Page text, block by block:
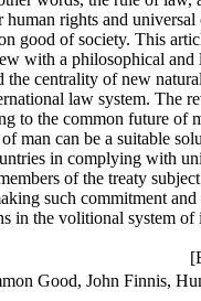
human rights and universal
good of society. This
with a philosophical and
the centrality of new
law system. The
to the common future of
man can be a suitable
in complying with
of the treaty
such commitment
in the volitional system of
Good, John Finnis,